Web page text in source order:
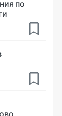
по